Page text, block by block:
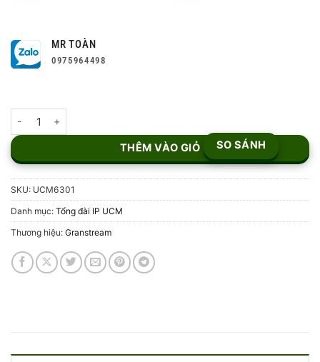
MR TOÀN
0975964498
THÊM VÀO GIỎ SO SÁNH
SKU: UCM6301
Danh mục: Tổng đài IP UCM
Thương hiệu: Granstream